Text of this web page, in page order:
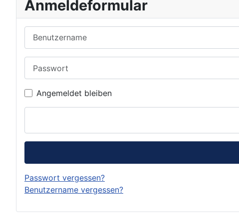
Anmeldeformular
Angemeldet bleiben
Passwort vergessen?
Benutzername vergessen?